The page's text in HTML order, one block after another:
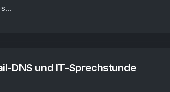
DNS und IT-Sprechstunde